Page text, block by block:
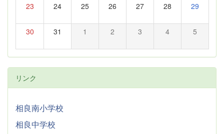
23 24 25 26 27 28 29
30 31 1 2 3 4 5
リンク
相良南小学校
相良中学校